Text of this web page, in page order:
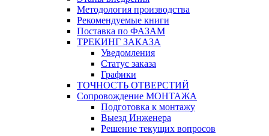
Методология производства
Рекомендуемые книги
Поставка по ФАЗАМ
ТРЕКИНГ ЗАКАЗА
Уведомления
Статус заказа
Графики
ТОЧНОСТЬ ОТВЕРСТИЙ
Сопровождение МОНТАЖА
Подготовка к монтажу
Выезд Инженера
Решение текущих вопросов